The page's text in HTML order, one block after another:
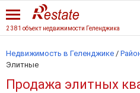
2 381 объект недвижимости Геленджика
Недвижимость в Геленджике /
Элитные
Продажа элитных